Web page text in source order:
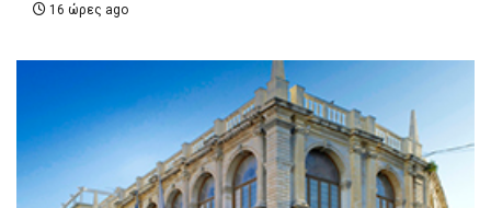
16 ώρες ago